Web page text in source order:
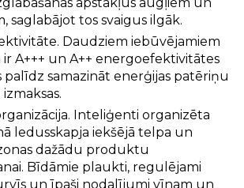
saglabājot tos svaigus ilgāk.
Daudziem iebūvējamiem
A+++ un A++ energoefektivitātes
palīdz samazināt enerģijas patēriņu
Inteliģenti organizēta
ledusskapja iekšējā telpa un
dažādu produktu
Bīdāmie plaukti, regulējami
un īpaši nodalījumi vīnam un